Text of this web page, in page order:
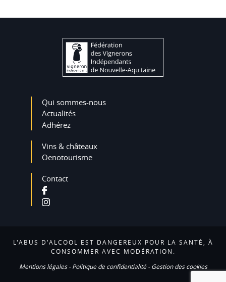
Qui sommes-nous
Actualités
Adhérez
Vins & châteaux
Oenotourisme
Contact
L'ABUS D'ALCOOL EST DANGEREUX POUR LA SANTÉ, À
CONSOMMER AVEC MODÉRATION.
Mentions légales-Politique de confidentialité-Gestion des cookies